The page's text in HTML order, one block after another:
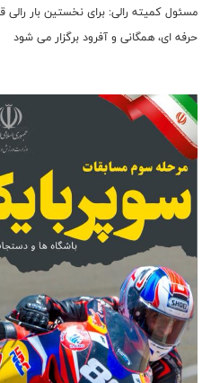
مسئول کمیته رالی: برای نخستین بار
حرفه ای، همگانی و آفرود برگزار می شود